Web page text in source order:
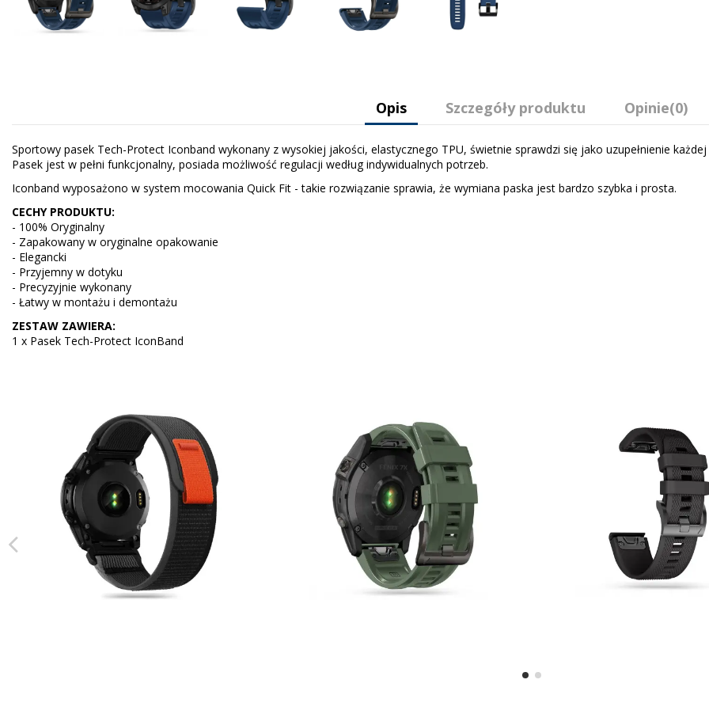
Opis Szczegóły produktu Opinie(0)
Sportowy pasek Tech-Protect Iconband wykonany z wysokiej jakości, elastycznego TPU, świetnie sprawdzi się jako uzupełnienie każdej
Pasek jest w pełni funkcjonalny, posiada możliwość regulacji według indywidualnych potrzeb.
Iconband wyposażono w system mocowania Quick Fit - takie rozwiązanie sprawia, że wymiana paska jest bardzo szybka i prosta.
CECHY PRODUKTU:
- 100% Oryginalny
- Zapakowany w oryginalne opakowanie
- Elegancki
- Przyjemny w dotyku
- Precyzyjnie wykonany
- Łatwy w montażu i demontażu
ZESTAW ZAWIERA:
1 x Pasek Tech-Protect IconBand